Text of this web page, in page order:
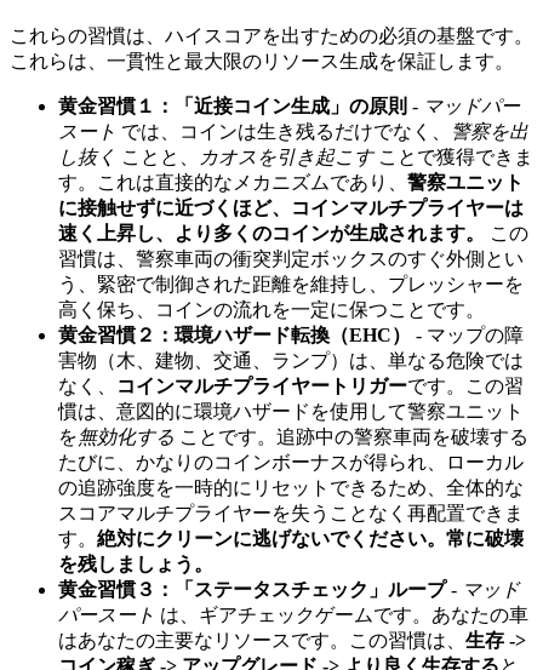
これらの習慣は、ハイスコアを出すための必須の基盤です。
これらは、一貫性と最大限のリソース生成を保証します。
黄金習慣１：「近接コイン生成」の原則 - マッドパー
スート では、コインは生き残るだけでなく、
警察を出
し抜く ことと、 カオスを引き起こすことで獲得できま
す。これは直接的なメカニズムであり、 警察ユニット
に接触せずに近づくほど、コインマルチプライヤーは
速く上昇し、より多くのコインが生成されます。
この
習慣は、警察車両の衝突判定ボックスのすぐ外側とい
う、緊密で制御された距離を維持し、プレッシャーを
高く保ち、コインの流れを一定に保つことです。
黄金習慣２：環境ハザード転換（EHC）
- マップの障
害物（木、建物、交通、ランプ）は、単なる危険では
なく、
コインマルチプライヤートリガーです。この習
慣は、意図的に環境ハザードを使用して警察ユニット
を無効化する ことです。追跡中の警察車両を破壊する
たびに、かなりのコインボーナスが得られ、ローカル
の追跡強度を一時的にリセットできるため、全体的な
スコアマルチプライヤーを失うことなく再配置できま
す。 絶対にクリーンに逃げないでください。常に破壊
を残しましょう。
黄金習慣３：「ステータスチェック」ループ- マッド
パースート は、ギアチェックゲームです。あなたの車
はあなたの主要なリソースです。この習慣は、 生存 ->
コイン稼ぎ -> アップグレード -> より良く生存すると